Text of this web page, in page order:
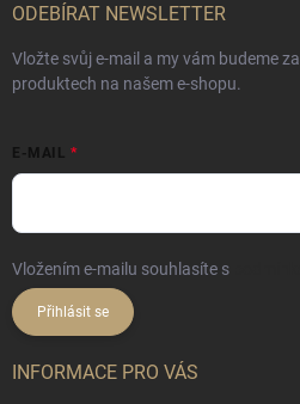
ODEBÍRAT NEWSLETTER
Vložte svůj e-mail a my vám budeme
produktech na našem e-shopu.
E-MAIL
Vložením e-mailu souhlasíte s
Přihlásit se
INFORMACE PRO VÁS